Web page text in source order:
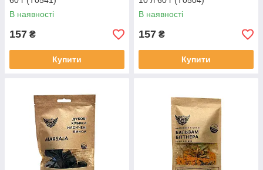
В наявності
157 ₴
Купити
В наявності
157 ₴
Купити